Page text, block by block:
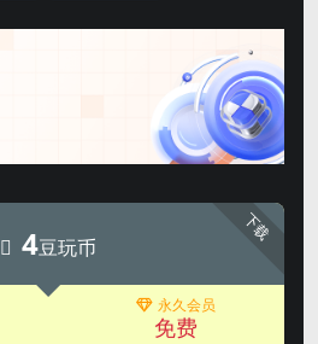
下载
4豆玩币
永久会员
免费